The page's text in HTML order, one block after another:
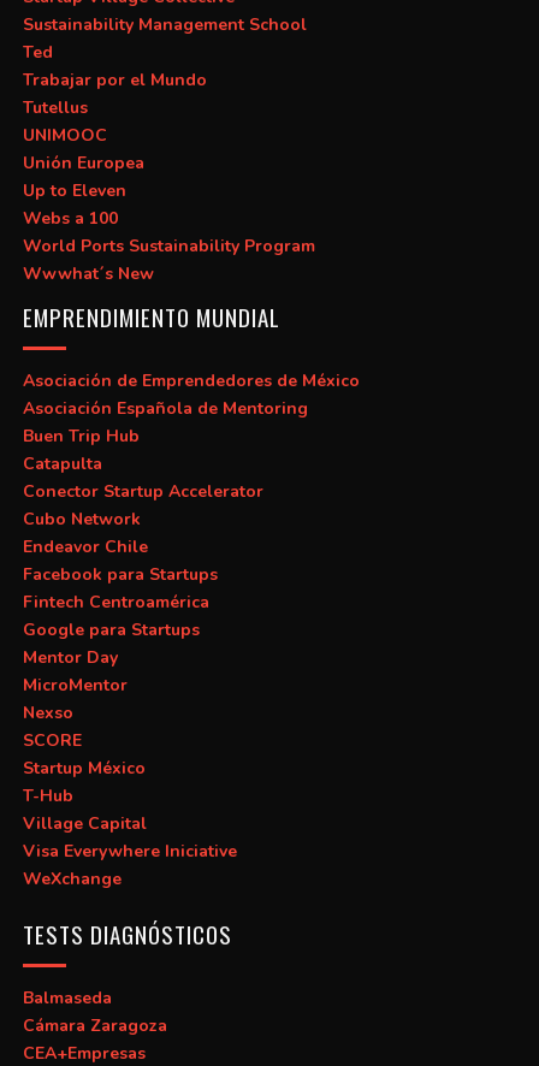
Sustainability Management School
Ted
Trabajar por el Mundo
Tutellus
UNIMOOC
Unión Europea
Up to Eleven
Webs a 100
World Ports Sustainability Program
Wwwhat´s New
EMPRENDIMIENTO MUNDIAL
Asociación de Emprendedores de México
Asociación Española de Mentoring
Buen Trip Hub
Catapulta
Conector Startup Accelerator
Cubo Network
Endeavor Chile
Facebook para Startups
Fintech Centroamérica
Google para Startups
Mentor Day
MicroMentor
Nexso
SCORE
Startup México
T-Hub
Village Capital
Visa Everywhere Iniciative
WeXchange
TESTS DIAGNÓSTICOS
Balmaseda
Cámara Zaragoza
CEA+Empresas